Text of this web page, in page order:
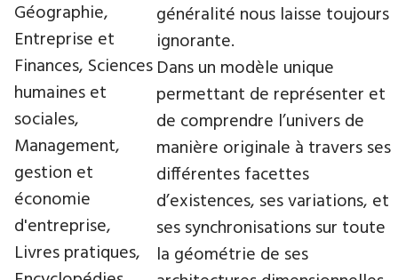
généralité nous laisse toujours
ignorante.
Dans un modèle unique
permettant de représenter et
de comprendre l’univers de
manière originale à travers ses
différentes facettes
d’existences, ses variations, et
ses synchronisations sur toute
la géométrie de ses
Géographie,
Entreprise et
Finances, Sciences
humaines et
sociales,
Management,
gestion et
économie
d'entreprise,
Livres pratiques,